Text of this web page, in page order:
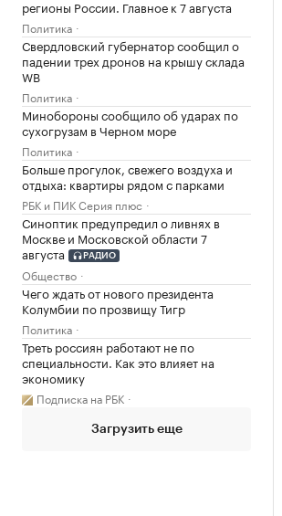
регионы России. Главное к 7 августа
Политика
Свердловский губернатор сообщил о
падении трех дронов на крышу склада
WB
Политика
Минобороны сообщило об ударах по
сухогрузам в Черном море
Политика
Больше прогулок, свежего воздуха и
отдыха: квартиры рядом с парками
РБК и ПИК Серия плюс
Синоптик предупредил о ливнях в
Москве и Московской области 7
августа
РАДИО
Общество
Чего ждать от нового президента
Колумбии по прозвищу Тигр
Политика
Треть россиян работают не по
специальности. Как это влияет на
экономику
Подписка на РБК
Загрузить еще